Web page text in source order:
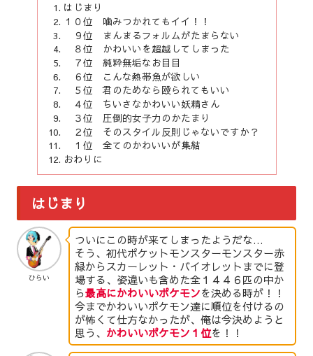
はじまり
１０位 噛みつかれてもイイ！！
９位 まんまるフォルムがたまらない
８位 かわいいを超越してしまった
７位 純粋無垢なお目目
６位 こんな熱帯魚が欲しい
５位 君のためなら殴られてもいい
４位 ちいさなかわいい妖精さん
３位 圧倒的女子力のかたまり
２位 そのスタイル反則じゃないですか？
１位 全てのかわいいが集結
おわりに
はじまり
ひらい
ついにこの時が来てしまったようだな…
そう、初代ポケットモンスターモンスター赤
緑からスカーレット・バイオレットまでに登
場する、姿違いも含めた全１４４６匹の中か
ら最高にかわいいポケモンを決める時が！！
今までかわいいポケモン達に順位を付けるの
が怖くて仕方なかったが、俺は今決めようと
思う、 かわいいポケモン１位を！！